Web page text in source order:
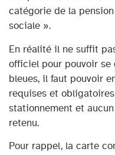
catégorie de la
sociale ».
En réalité il ne suffit
officiel pour pouvoir se
bleues, il faut pouvoir
requises et
stationnement et
retenu.
Pour rappel, la carte